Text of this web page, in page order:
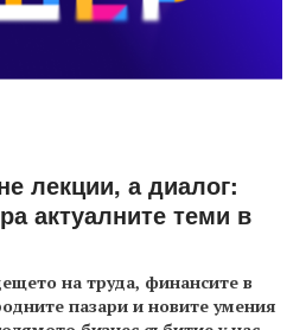
лекции, а диалог:
актуалните теми в
на труда, финансите в
пазари и новите умения